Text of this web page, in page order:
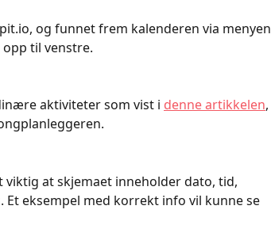
og funnet frem kalenderen via menyen
til venstre.
aktiviteter som vist i denne artikkelen,
viktig at skjemaet inneholder dato, tid,
eksempel med korrekt info vil kunne se